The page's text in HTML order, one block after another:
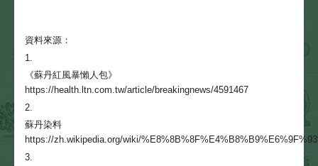
資料來源：
1.
《蘇丹紅風暴懶人包》
https://health.ltn.com.tw/article/breakingnews/4591467
2.
蘇丹染料
https://zh.wikipedia.org/wiki/
3.